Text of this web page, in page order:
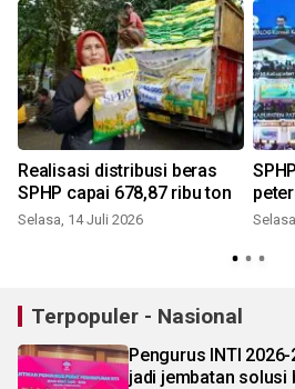
Realisasi distribusi beras
SPHP capai 678,87 ribu ton
Selasa, 14 Juli 2026
Terpopuler - Nasional
Pengurus INTI
jadi jembatan solusi